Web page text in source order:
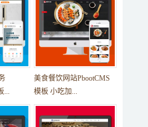
...
美食餐饮网站PbootCMS
模板 小吃加...